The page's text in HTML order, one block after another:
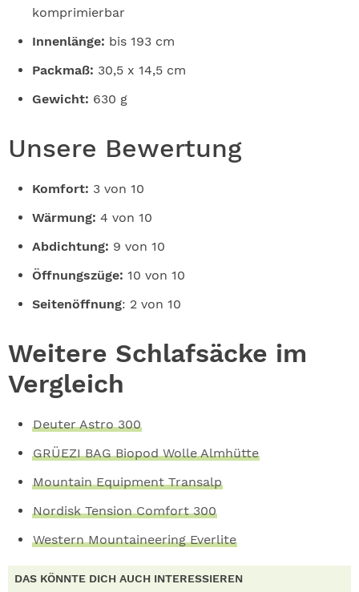
komprimierbar
Innenlänge: bis 193 cm
Packmaß: 30,5 x 14,5 cm
Gewicht: 630 g
Unsere Bewertung
Komfort: 3 von 10
Wärmung: 4 von 10
Abdichtung: 9 von 10
Öffnungszüge: 10 von 10
Seitenöffnung: 2 von 10
Weitere Schlafsäcke im
Vergleich
Deuter Astro 300
GRÜEZI BAG Biopod Wolle Almhütte
Mountain Equipment Transalp
Nordisk Tension Comfort 300
Western Mountaineering Everlite
DAS KÖNNTE DICH AUCH INTERESSIEREN